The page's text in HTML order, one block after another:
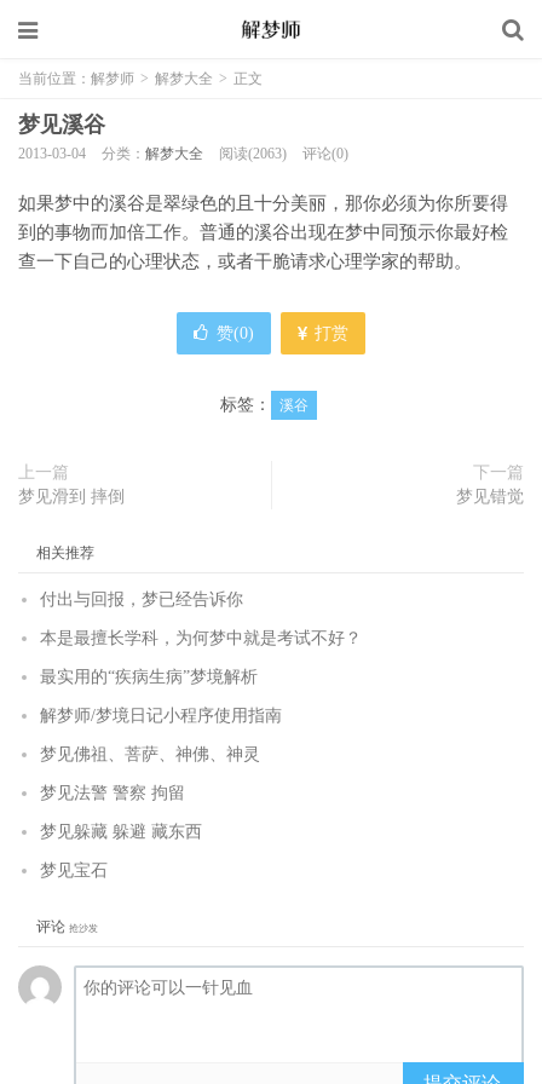
当前位置： 解梦师 > 解梦大全 > 正文
梦见溪谷
2013-03-04 分类： 解梦大全 阅读(2063) 评论(0)
如果梦中的溪谷是翠绿色的且十分美丽，那你必须为你所要得
到的事物而加倍工作。普通的溪谷出现在梦中同预示你最好检
查一下自己的心理状态，或者干脆请求心理学家的帮助。
赞(0) 打赏
标签： 溪谷
上一篇
梦见滑到 摔倒
下一篇
梦见错觉
相关推荐
付出与回报，梦已经告诉你
本是最擅长学科，为何梦中就是考试不好？
最实用的“疾病生病”梦境解析
解梦师/梦境日记小程序使用指南
梦见佛祖、菩萨、神佛、神灵
梦见法警 警察 拘留
梦见躲藏 躲避 藏东西
梦见宝石
评论 抢沙发